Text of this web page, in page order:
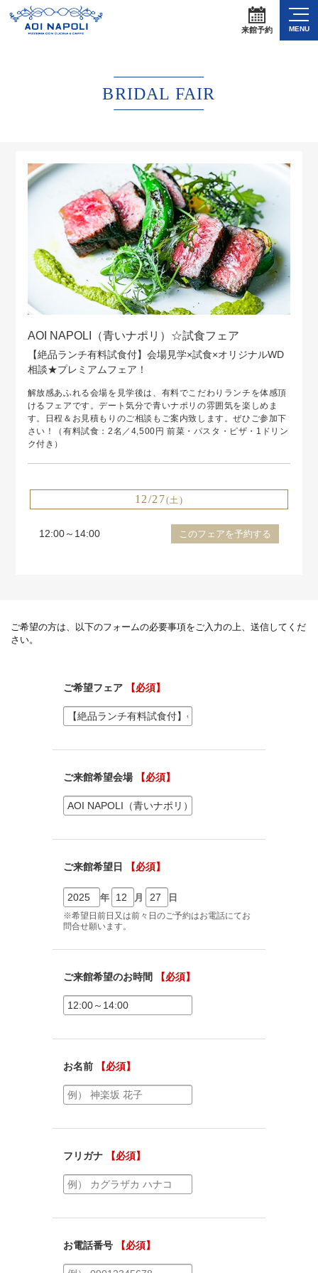
来館予約 MENU
BRIDAL FAIR
AOI NAPOLI（青いナポリ）☆試食フェア
【絶品ランチ有料試食付】会場見学×試食×オリジナルWD
相談★プレミアムフェア！
解放感あふれる会場を見学後は、有料でこだわりランチを体感頂
けるフェアです。デート気分で青いナポリの雰囲気を楽しめま
す。日程＆お見積もりのご相談もご案内致します。ぜひご参加下
さい！（有料試食：2名／4,500円 前菜・パスタ・ピザ・1ドリン
ク付き）
12/27(土)
12:00～14:00 このフェアを予約する